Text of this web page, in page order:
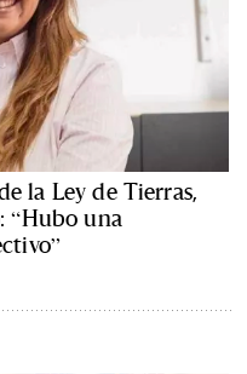
la Ley de Tierras,
“Hubo una